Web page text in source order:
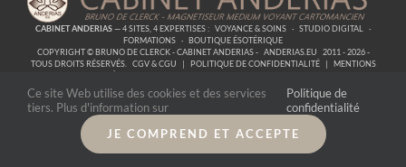
CABINET ANDERIAS— 4 SITES, 4 EXPERTISES : VOYANCE & SOINS · STUDIO DIGITAL
·
FORMATIONS · BOUTIQUE ÉSOTÉRIQUE
COPYRIGHT © BRUNO DE CLERCK - CABINET ANDERIAS - ANDERIAS.EU
2011 - 2026 -
TOUS DROITS RÉSERVÉS.
CGV & CGU | POLITIQUE DE CONFIDENTIALITÉ |
MENTIONS
Ce site Web utilise des cookies et des services
tiers. Plus d'information sur
Politique de
confidentialité
JE COMPREND ET ACCEPTE